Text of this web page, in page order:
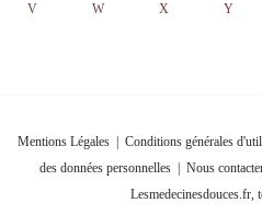
V W X Y
Mentions Légales Conditions générales
des données personnelles| Nous
Lesmedecinesdouces.fr,